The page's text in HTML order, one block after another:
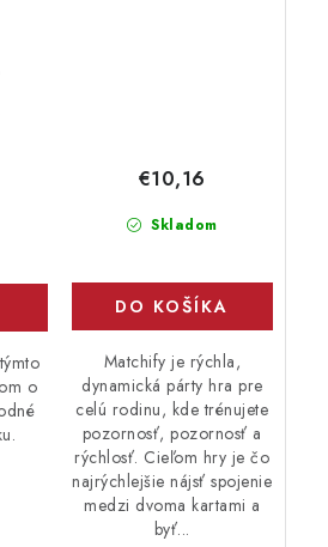
o
Skladom
€10,16
DO KOŠÍKA
Matchify je rýchla,
dynamická párty hra pre
celú rodinu, kde trénujete
pozornosť, pozornosť a
rýchlosť. Cieľom hry je čo
najrýchlejšie nájsť spojenie
medzi dvoma kartami a
byť...